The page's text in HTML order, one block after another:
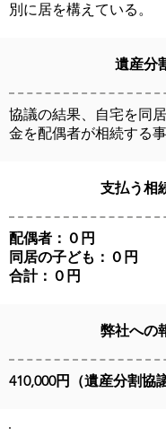
別に居を構えている。
遺産分
協議の結果、自宅を同
金を配偶者が相続する事
支払う相
配偶者：０円
同居の子ども：０円
合計：０円
弊社への
410,000円（遺産分割協